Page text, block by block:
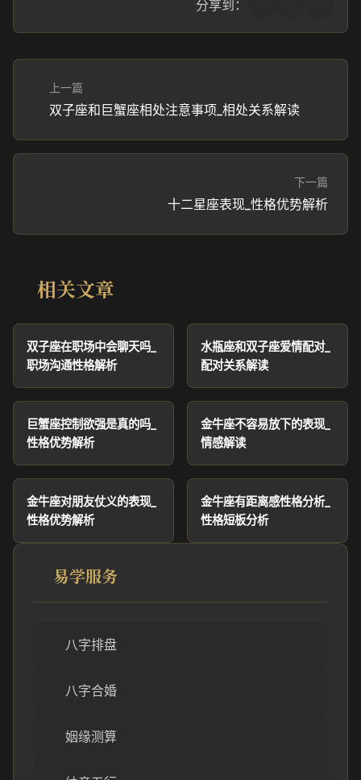
分享到：
上一篇
双子座和巨蟹座相处注意事项_相处关系解读
下一篇
十二星座表现_性格优势解析
相关文章
双子座在职场中会聊天吗_
职场沟通性格解析
水瓶座和双子座爱情配对_
配对关系解读
巨蟹座控制欲强是真的吗_
性格优势解析
金牛座不容易放下的表现_
情感解读
金牛座对朋友仗义的表现_
性格优势解析
金牛座有距离感性格分析_
性格短板分析
易学服务
八字排盘
八字合婚
姻缘测算